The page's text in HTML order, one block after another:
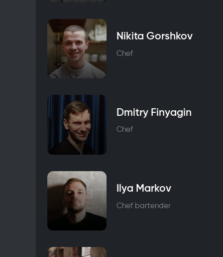
Nikita Gorshkov
Chef
Dmitry Finyagin
Chef
Ilya Markov
Chef bartender